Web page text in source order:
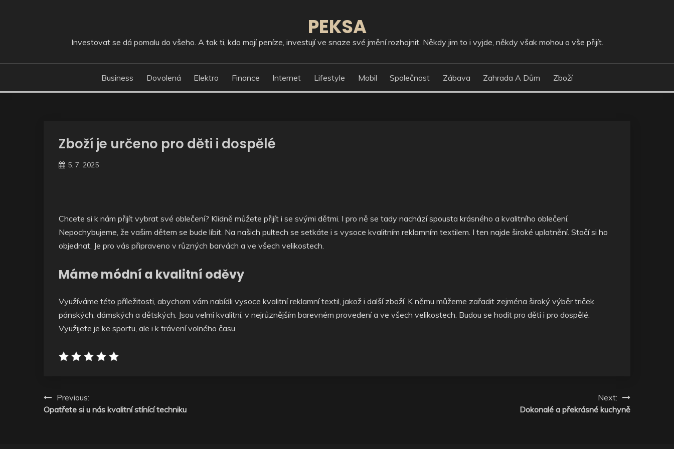
PEKSA
Investovat se dá pomalu do všeho. A tak ti, kdo mají peníze, investují ve snaze své jmění rozhojnit. Někdy jim to i vyjde, někdy však mohou o vše přijít.
Business Dovolená Elektro Finance Internet Lifestyle Mobil Společnost Zábava Zahrada A Dům Zboží
Zboží je určeno pro děti i dospělé
5. 7. 2025
Chcete si k nám přijít vybrat své oblečení? Klidně můžete přijít i se svými dětmi. I pro ně se tady nachází spousta krásného a kvalitního oblečení.
Nepochybujeme, že vašim dětem se bude líbit. Na našich pultech se setkáte i s vysoce kvalitním reklamním textilem. I ten najde široké uplatnění. Stačí si ho
objednat. Je pro vás připraveno v různých barvách a ve všech velikostech.
Máme módní a kvalitní oděvy
Využíváme této příležitosti, abychom vám nabídli vysoce kvalitní reklamní textil, jakož i další zboží. K němu můžeme zařadit zejména široký výběr triček
pánských, dámských a dětských. Jsou velmi kvalitní, v nejrůznějším barevném provedení a ve všech velikostech. Budou se hodit pro děti i pro dospělé.
Využijete je ke sportu, ale i k trávení volného času.
Navigace
pro
Previous:
Opatřete si u nás kvalitní stínící techniku
Next:
Dokonalé a překrásné kuchyně